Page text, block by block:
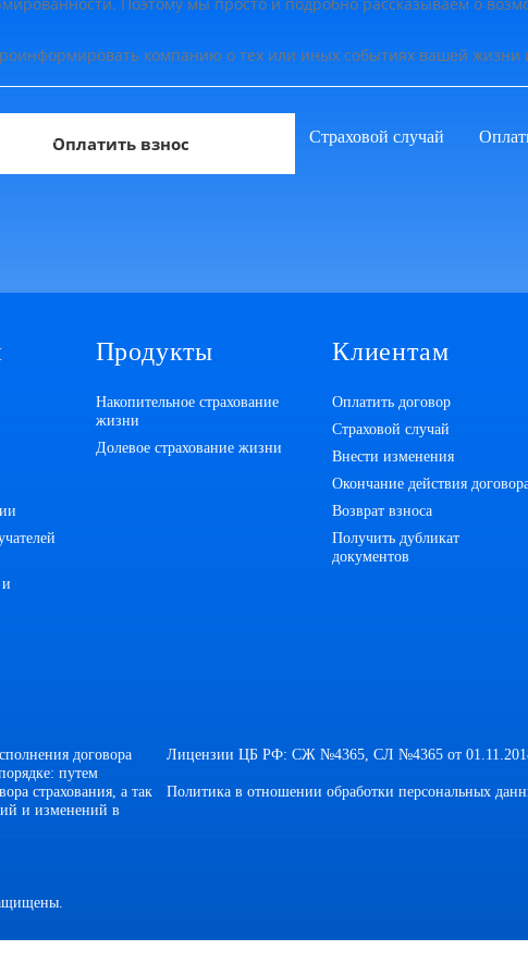
БКС Страховой случай
компанию о тех или иных событиях вашей
Оплатить взнос
Продукты
Накопительное страхование
жизни
Долевое страхование жизни
Клиентам
Оплатить договор
Страховой случай
Внести изменения
Окончание действия
Возврат взноса
Получить дубликат
документов
договора
путем
страхования, а так
и изменений в
Лицензии ЦБ РФ: СЖ №4365, СЛ №4365 от 01.11.2018
Политика в отношении обработки персональных